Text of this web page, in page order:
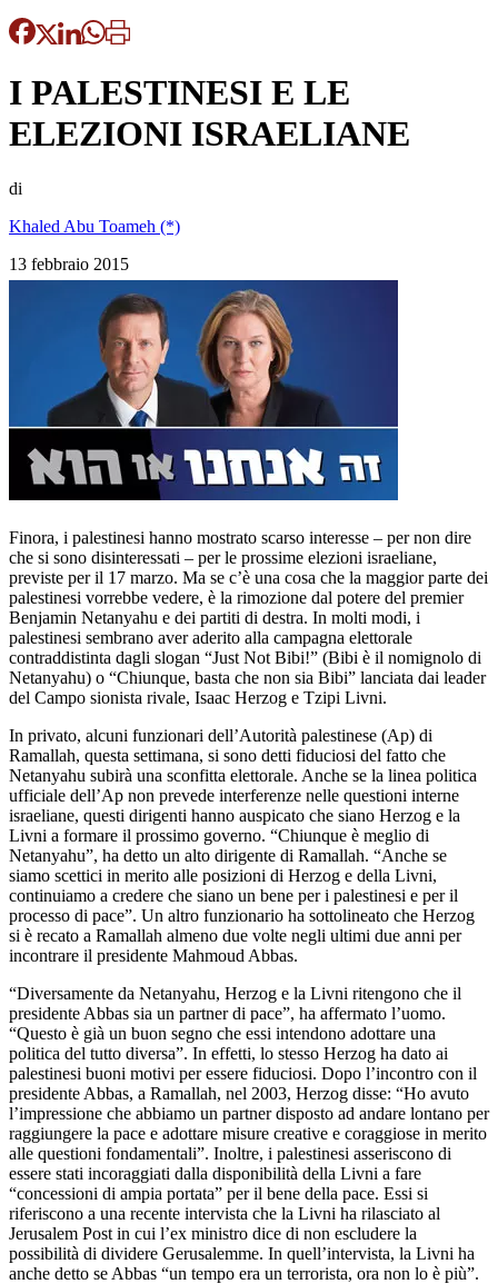
I PALESTINESI E LE
ELEZIONI ISRAELIANE
di
Khaled Abu Toameh (*)
13 febbraio 2015
Finora, i palestinesi hanno mostrato scarso interesse – per non dire
che si sono disinteressati – per le prossime elezioni israeliane,
previste per il 17 marzo. Ma se c’è una cosa che la maggior parte dei
palestinesi vorrebbe vedere, è la rimozione dal potere del premier
Benjamin Netanyahu e dei partiti di destra. In molti modi, i
palestinesi sembrano aver aderito alla campagna elettorale
contraddistinta dagli slogan “Just Not Bibi!” (Bibi è il nomignolo di
Netanyahu) o “Chiunque, basta che non sia Bibi” lanciata dai leader
del Campo sionista rivale, Isaac Herzog e Tzipi Livni.
In privato, alcuni funzionari dell’Autorità palestinese (Ap) di
Ramallah, questa settimana, si sono detti fiduciosi del fatto che
Netanyahu subirà una sconfitta elettorale. Anche se la linea politica
ufficiale dell’Ap non prevede interferenze nelle questioni interne
israeliane, questi dirigenti hanno auspicato che siano Herzog e la
Livni a formare il prossimo governo. “Chiunque è meglio di
Netanyahu”, ha detto un alto dirigente di Ramallah. “Anche se
siamo scettici in merito alle posizioni di Herzog e della Livni,
continuiamo a credere che siano un bene per i palestinesi e per il
processo di pace”. Un altro funzionario ha sottolineato che Herzog
si è recato a Ramallah almeno due volte negli ultimi due anni per
incontrare il presidente Mahmoud Abbas.
“Diversamente da Netanyahu, Herzog e la Livni ritengono che il
presidente Abbas sia un partner di pace”, ha affermato l’uomo.
“Questo è già un buon segno che essi intendono adottare una
politica del tutto diversa”. In effetti, lo stesso Herzog ha dato ai
palestinesi buoni motivi per essere fiduciosi. Dopo l’incontro con il
presidente Abbas, a Ramallah, nel 2003, Herzog disse: “Ho avuto
l’impressione che abbiamo un partner disposto ad andare lontano per
raggiungere la pace e adottare misure creative e coraggiose in merito
alle questioni fondamentali”. Inoltre, i palestinesi asseriscono di
essere stati incoraggiati dalla disponibilità della Livni a fare
“concessioni di ampia portata” per il bene della pace. Essi si
riferiscono a una recente intervista che la Livni ha rilasciato al
Jerusalem Post in cui l’ex ministro dice di non escludere la
possibilità di dividere Gerusalemme. In quell’intervista, la Livni ha
anche detto se Abbas “un tempo era un terrorista, ora non lo è più”.